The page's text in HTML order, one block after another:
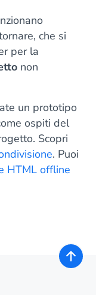
, che si
per la
non
un prototipo
ospiti del
Scopri
. Puoi
HTML offline